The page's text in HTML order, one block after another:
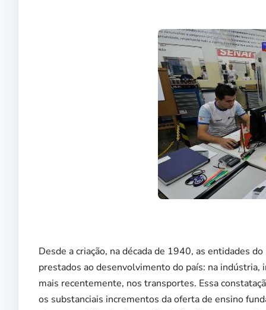
Desde a criação, na década de 1940, as entidades
prestados ao desenvolvimento do país: na
mais recentemente, nos transportes. Essa
os substanciais incrementos da oferta de ensino